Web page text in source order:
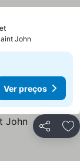
Ver preços
preços
John
Ver preços
Partilhar